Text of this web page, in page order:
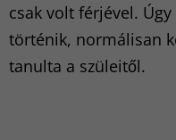
csak volt férjével.
történik, normálisan
tanulta a szüleitől.